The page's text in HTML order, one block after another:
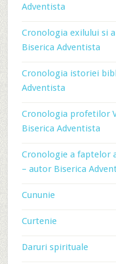
Adventista
Cronologia exilului si
Biserica Adventista
Cronologia istoriei
Adventista
Cronologia profetilor
Biserica Adventista
Cronologie a faptelor
– autor Biserica
Cununie
Curtenie
Daruri spirituale